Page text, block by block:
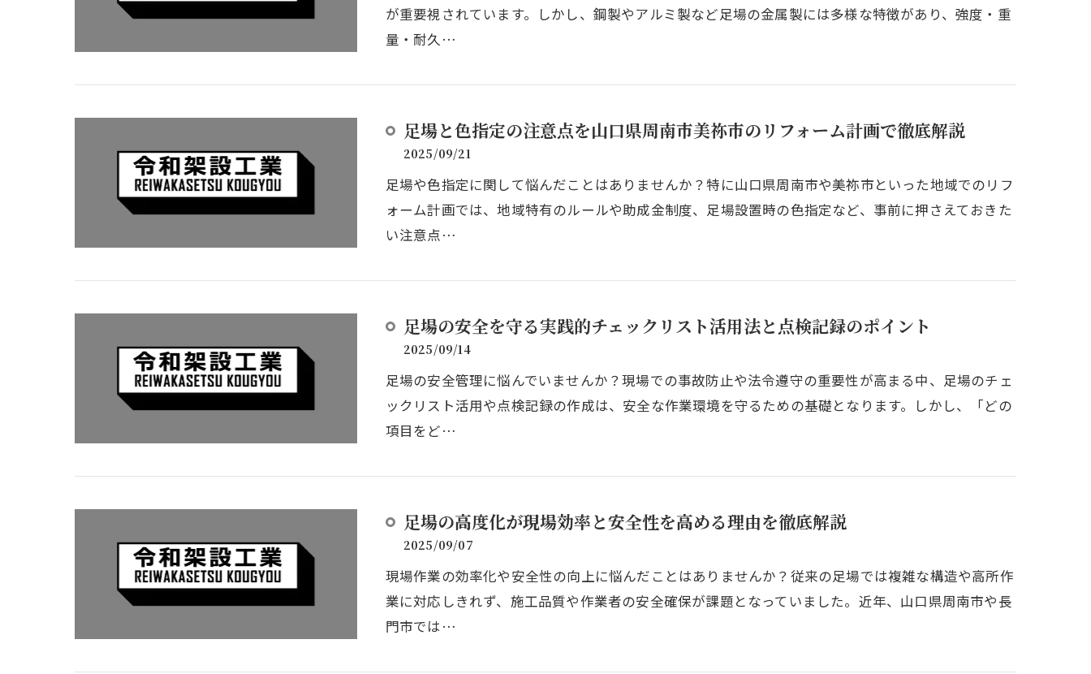
が重要視されています。しかし、鋼製やアルミ製など足場の金属製には多様な特徴があり、強度・重
量・耐久…
足場と色指定の注意点を山口県周南市美祢市のリフォーム計画で徹底解説
2025/09/21
足場や色指定に関して悩んだことはありませんか？特に山口県周南市や美祢市といった地域でのリフ
ォーム計画では、地域特有のルールや助成金制度、足場設置時の色指定など、事前に押さえておきた
い注意点…
足場の安全を守る実践的チェックリスト活用法と点検記録のポイント
2025/09/14
足場の安全管理に悩んでいませんか？現場での事故防止や法令遵守の重要性が高まる中、足場のチェ
ックリスト活用や点検記録の作成は、安全な作業環境を守るための基礎となります。しかし、「どの
項目をど…
足場の高度化が現場効率と安全性を高める理由を徹底解説
2025/09/07
現場作業の効率化や安全性の向上に悩んだことはありませんか？従来の足場では複雑な構造や高所作
業に対応しきれず、施工品質や作業者の安全確保が課題となっていました。近年、山口県周南市や長
門市では…